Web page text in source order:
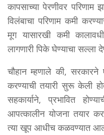
कापसाच्या पेरणीवर परिणाम
विलंबाचा परिणाम कमी
मूग यासारखी कमी
लागणारी पिके घेण्याचा
चौहान म्हणाले की, सरकारने
करण्याची तयारी सुरू केली
सहकार्याने, प्रभावित
आपत्कालीन योजना तयार
त्या खूप आधीच कळवण्यात